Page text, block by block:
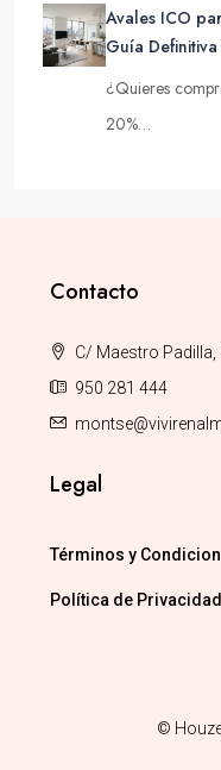
Avales ICO
Guía
¿Quieres
20%…
Contacto
C/ Maestro Padilla,
950 281 444
Legal
Términos y
Política de Privacidad
©